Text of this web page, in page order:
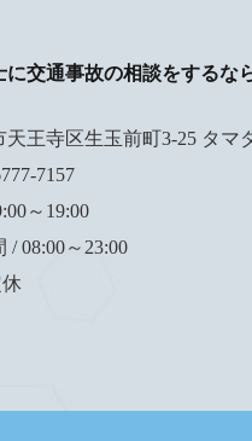
に交通事故の相談をするな
天王寺区生玉前町3-25 タマ
7157
～19:00
/ 08:00～23:00